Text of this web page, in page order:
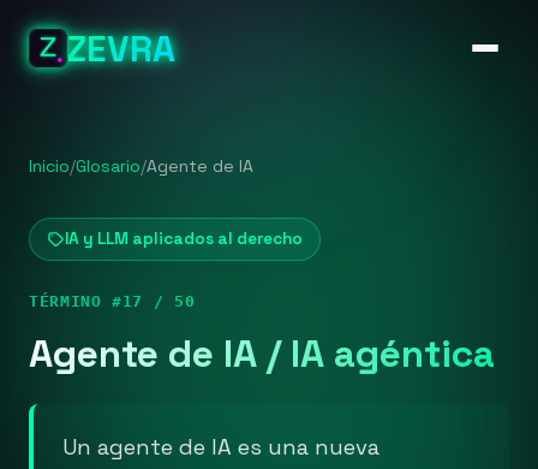
ZEVRA
Inicio/Glosario/Agente de IA
IA y LLM aplicados al derecho
TÉRMINO #17 / 50
Agente de IA / IA agéntica
Un agente de IA es una nueva